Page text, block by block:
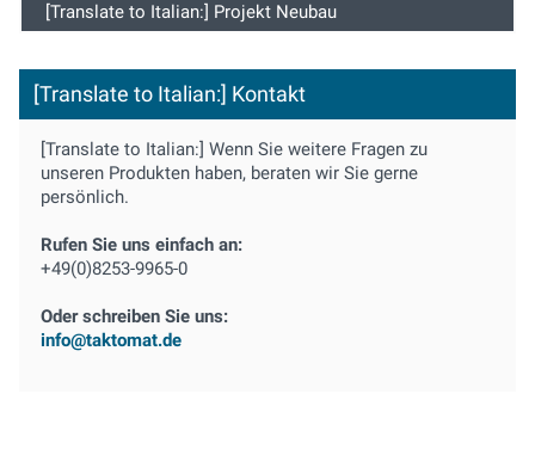
[Translate to Italian:] Projekt Neubau
[Translate to Italian:] Kontakt
[Translate to Italian:] Wenn Sie weitere Fragen zu
unseren Produkten haben, beraten wir Sie gerne
persönlich.
Rufen Sie uns einfach an:
+49(0)8253-9965-0
Oder schreiben Sie uns:
info@taktomat.de